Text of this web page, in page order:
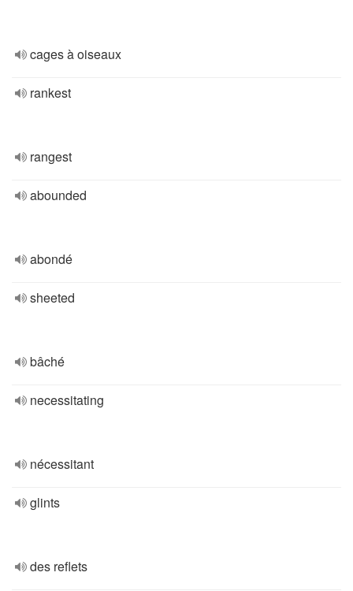
cages à oiseaux
rankest
rangest
abounded
abondé
sheeted
bâché
necessitating
nécessitant
glints
des reflets